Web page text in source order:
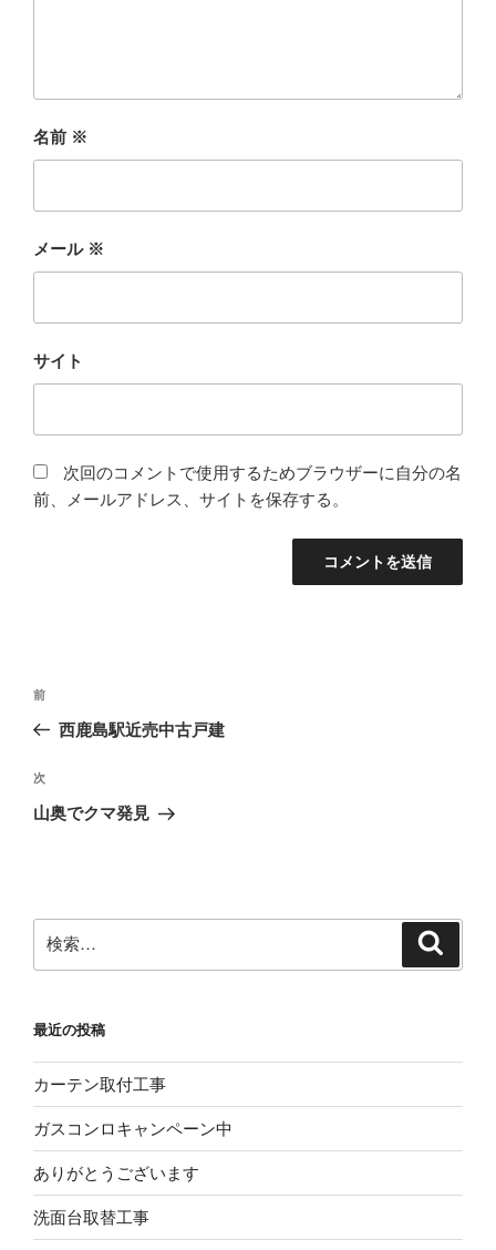
名前 ※
メール ※
サイト
次回のコメントで使用するためブラウザーに自分の名
前、メールアドレス、サイトを保存する。
投
ビ
ゲ
ン
前
の
稿
前
西鹿島駅近売中古戸建
次
の
次
山奥でクマ発見
索:
最近の投稿
カーテン取付工事
ガスコンロキャンペーン中
ありがとうございます
洗面台取替工事